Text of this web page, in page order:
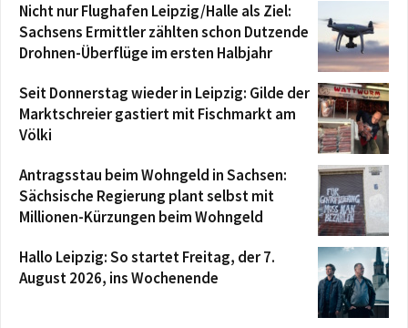
Nicht nur Flughafen Leipzig/Halle als Ziel:
Sachsens Ermittler zählten schon Dutzende
Drohnen-Überflüge im ersten Halbjahr
Seit Donnerstag wieder in Leipzig: Gilde der
Marktschreier gastiert mit Fischmarkt am
Völki
Antragsstau beim Wohngeld in Sachsen:
Sächsische Regierung plant selbst mit
Millionen-Kürzungen beim Wohngeld
Hallo Leipzig: So startet Freitag, der 7.
August 2026, ins Wochenende